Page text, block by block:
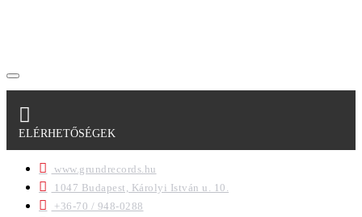
ELÉRHETŐSÉGEK
www.grundrecords.hu
1047 Budapest, Károlyi István u. 10.
+36-70 / 948-0288